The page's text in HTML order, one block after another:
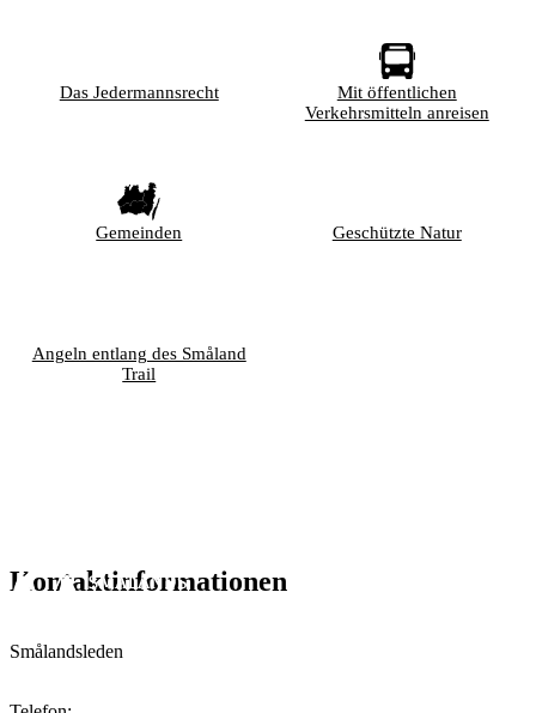
Das Jedermannsrecht
Mit öffentlichen
Verkehrsmitteln anreisen
Gemeinden Geschützte Natur
Angeln entlang des Småland
Trail
Kontaktinformationen
Smålandsleden